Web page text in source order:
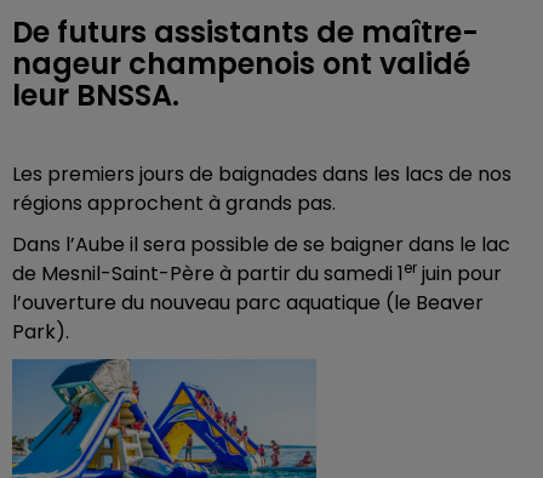
De futurs assistants de maître-
nageur champenois ont validé
leur BNSSA.
Les premiers jours de baignades dans les lacs de nos
régions approchent à grands pas.
Dans l’Aube il sera possible de se baigner dans le lac
de Mesnil-Saint-Père à partir du samedi 1er juin pour
l’ouverture du nouveau parc aquatique (le Beaver
Park).